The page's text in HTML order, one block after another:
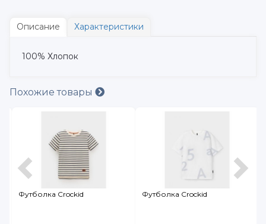
Описание Характеристики
100% Хлопок
Похожие товары
Футболка Crockid Футболка Crockid